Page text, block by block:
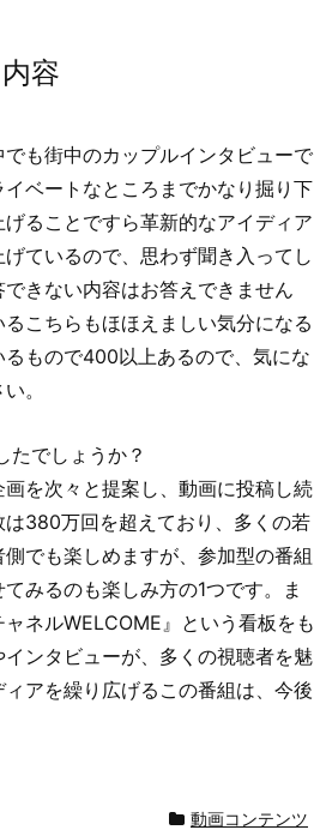
容
も街中のカップルインタビューで
ベートなところまでかなり掘り下
ることですら革新的なアイディア
ているので、思わず聞き入ってし
きない内容はお答えできません
こちらもほほえましい気分になる
もので400以上あるので、気にな
。
たでしょうか？
を次々と提案し、動画に投稿し続
380万回を超えており、多くの若
でも楽しめますが、参加型の番組
みるのも楽しみ方の1つです。ま
ネルWELCOME』という看板をも
ンタビューが、多くの視聴者を魅
アを繰り広げるこの番組は、今後
動画コンテンツ